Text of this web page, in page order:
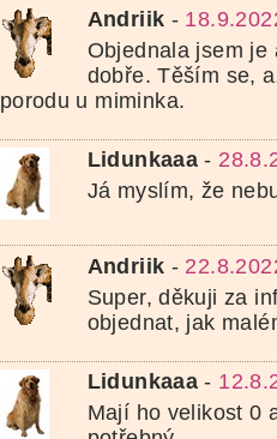
Andriik -
Objednala jsem
dobře. Těším se,
porodu u miminka.
Lidunkaaa -
Já myslím, že
Andriik -
Super, děkuji za
objednat, jak
Lidunkaaa -
Mají ho velikost 0